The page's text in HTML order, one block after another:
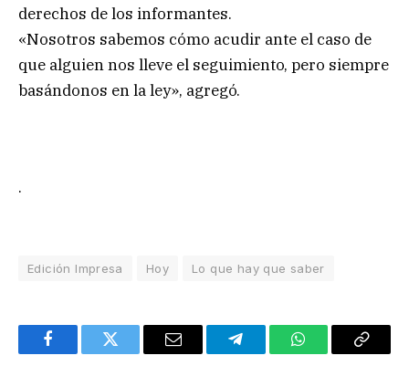
derechos de los informantes.
«Nosotros sabemos cómo acudir ante el caso de
que alguien nos lleve el seguimiento, pero siempre
basándonos en la ley», agregó.
.
Edición Impresa Hoy Lo que hay que saber
FacebookTwitter Email TelegramWhatsAppCopy